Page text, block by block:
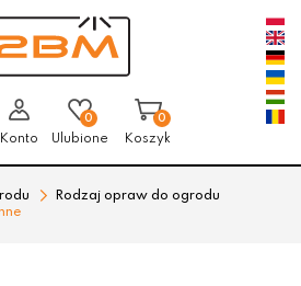
Konto
0
Ulubione
0
Koszyk
Rodzaj opraw do ogrodu